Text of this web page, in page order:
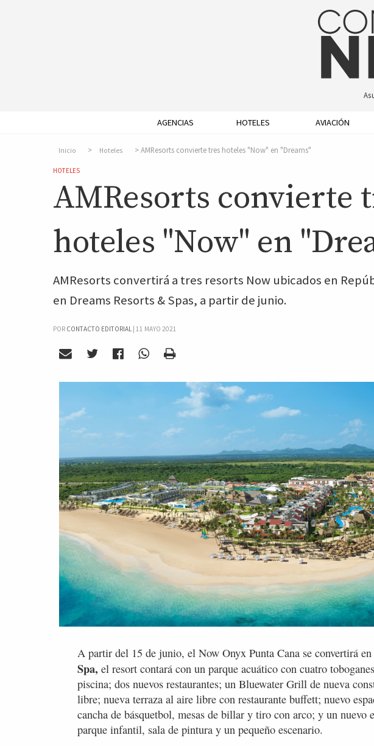
AGENCIAS HOTELES AVIACIÓN
Inicio Hoteles AMResorts convierte tres hoteles "Now" en "Dreams"
HOTELES
AMResorts convierte
hoteles "Now" en
AMResorts convertirá a tres resorts Now ubicados en
en Dreams Resorts & Spas, a partir de junio.
POR CONTACTO EDITORIAL | 11 MAYO 2021
A partir del 15 de junio, el Now Onyx Punta Cana se convertirá en
Spa, el resort contará con un parque acuático con cuatro
piscina; dos nuevos restaurantes; un Bluewater Grill de nueva
libre; nueva terraza al aire libre con restaurante buffett; nuevo
cancha de básquetbol, ​​mesas de billar y tiro con arco; y un nuevo
parque infantil, sala de pintura y un pequeño escenario.